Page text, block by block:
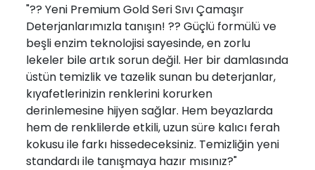
"?? Yeni Premium Gold Seri Sıvı Çamaşır
Deterjanlarımızla tanışın! ?? Güçlü formülü ve
beşli enzim teknolojisi sayesinde, en zorlu
lekeler bile artık sorun değil. Her bir damlasında
üstün temizlik ve tazelik sunan bu deterjanlar,
kıyafetlerinizin renklerini korurken
derinlemesine hijyen sağlar. Hem beyazlarda
hem de renklilerde etkili, uzun süre kalıcı ferah
kokusu ile farkı hissedeceksiniz. Temizliğin yeni
standardı ile tanışmaya hazır mısınız?"